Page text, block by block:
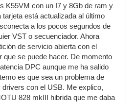
K55VM con un I7 y 8Gb de ram y
está actualizada al último
a los pocos segundos de
VST o secuenciador. Ahora
de servicio abierta con el
que se puede hacer. De momento
DPC aunque me ha salido
es que sea un problema de
drivers con el USB. Me explico,
828 mkIII hibrida que me daba